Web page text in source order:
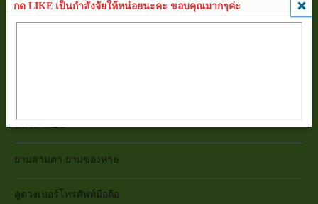
มหาทักษาเทวดาเสวยอายุ
ฉัตรสามชั้น
ยามสามตา ยามของหาย
ดูดวงเบอร์โทรศัพท์มือถือ
กด LIKE เป็นกำลังจัยให้หน่อยนะคะ ขอบคุณมากๆค่ะ